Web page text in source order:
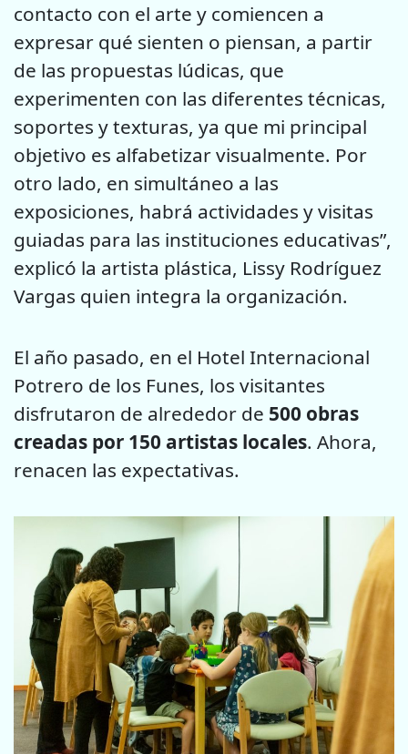
contacto con el arte y comiencen a
expresar qué sienten o piensan, a partir
de las propuestas lúdicas, que
experimenten con las diferentes técnicas,
soportes y texturas, ya que mi principal
objetivo es alfabetizar visualmente. Por
otro lado, en simultáneo a las
exposiciones, habrá actividades y visitas
guiadas para las instituciones educativas”,
explicó la artista plástica, Lissy Rodríguez
Vargas quien integra la organización.
El año pasado, en el Hotel Internacional
Potrero de los Funes, los visitantes
disfrutaron de alrededor de 500 obras
creadas por 150 artistas locales. Ahora,
renacen las expectativas.